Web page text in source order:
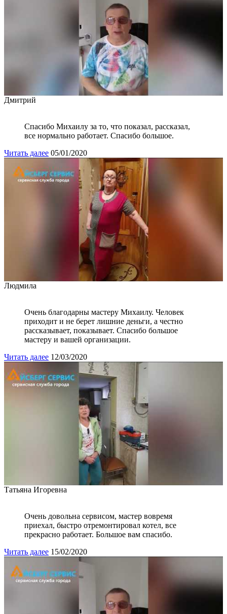
Дмитрий
Спасибо Михаилу за то, что показал, рассказал,
все нормально работает. Спасибо большое.
Читать далее 05/01/2020
Людмила
Очень благодарны мастеру Михаилу. Человек
приходит и не берет лишние деньги, а честно
рассказывает, показывает. Спасибо большое
мастеру и вашей организации.
Читать далее 12/03/2020
Татьяна Игоревна
Очень довольна сервисом, мастер вовремя
приехал, быстро отремонтировал котел, все
прекрасно работает. Большое вам спасибо.
Читать далее 15/02/2020